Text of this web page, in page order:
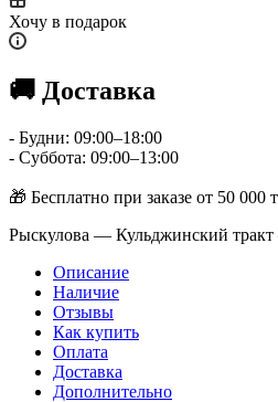
Хочу в подарок
🚚 Доставка
- Будни: 09:00–18:00
- Суббота: 09:00–13:00
🎁 Бесплатно при заказе от 50 000
Рыскулова — Кульджинский
Описание
Наличие
Отзывы
Как купить
Оплата
Доставка
Дополнительно